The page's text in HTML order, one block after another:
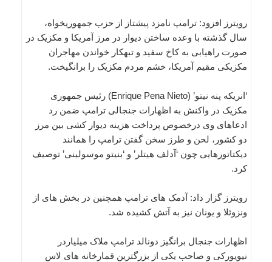
رویترز افزود: ترامپ نامزد پیشتاز از حزب جمهوریخواه،
سال گذشته با وعده ساختن دیوار در مرز آمریکا و مکزیک در
صورت راهیابی به کاخ سفید و تبهکار خواندن مهاجران
مکزیکی مقیم آمریکا، خشم مردم مکزیک را برانگیخت.
‘انریکه پنه نیتو’ (Enrique Pena Nieto) رئیس جمهوری
مکزیک در واکنش به اظهارات جنجالی ترامپ ضمن رد
ادعاهای وی درخصوص پرداخت هزینه دیوار کشی بین مرز
دو کشور، لحن و طرز سخن گفتن ترامپ را همانند
دیکتاتورهایی چون ‘آدلف هیتلر’ و ‘بنیتو موسولینی’ توصیف
کرد.
رویترز گزار داد: آدمک های ترامپ همچنین در بخش های از
ونزوئلا و یونان نیز به آتش کشیده شد.
اظهارات جنجال برانگیز دونالد ترامپ ملاک میلیاردر
نیویورکی و صاحب یکی از بزرگترین قمارخانه های لاس